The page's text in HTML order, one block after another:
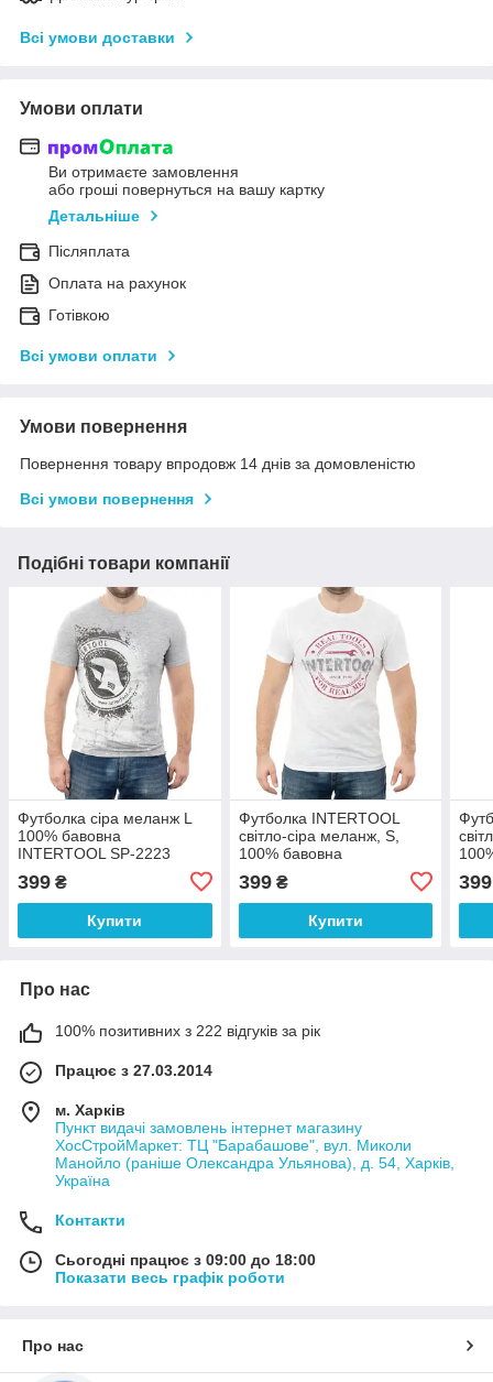
Всі умови доставки
Умови оплати
Ви отримаєте замовлення
або гроші повернуться на вашу картку
Детальніше
Післяплата
Оплата на рахунок
Готівкою
Всі умови оплати
Умови повернення
Повернення товару впродовж 14 днів за домовленістю
Всі умови повернення
Подібні товари компанії
Футболка сіра меланж L
100% бавовна
INTERTOOL SP-2223
399 ₴
Купити
Футболка INTERTOOL
світло-сіра меланж, S,
100% бавовна
399₴
Купити
399
Про нас
100% позитивних з 222 відгуків за рік
Працює з 27.03.2014
м. Харків
Пункт видачі замовлень інтернет магазину
ХосСтройМаркет: ТЦ "Барабашове", вул. Миколи
Манойло (раніше Олександра Ульянова), д. 54, Харків,
Україна
Контакти
Сьогодні працює з 09:00 до 18:00
Показати весь графік роботи
Про нас